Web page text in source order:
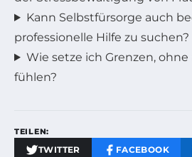
Kann Selbstfürsorge auch
professionelle Hilfe zu suchen?
Wie setze ich Grenzen,
fühlen?
TEILEN:
TWITTER FACEBOOK